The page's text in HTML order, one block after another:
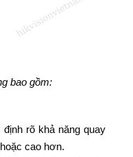
bao gồm:
rõ khả năng quay
cao hơn.